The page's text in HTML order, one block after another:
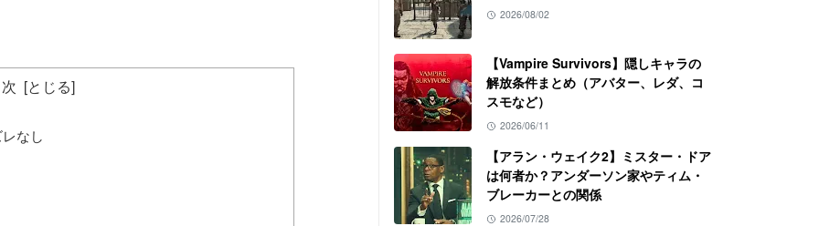
なし
2026/08/02
【Vampire Survivors】隠しキャラの
解放条件まとめ（アバター、レダ、コ
スモなど）
2026/06/11
【アラン・ウェイク2】ミスター・ドア
は何者か？アンダーソン家やティム・
ブレーカーとの関係
2026/07/28